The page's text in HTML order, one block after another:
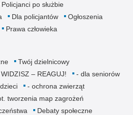
Policjanci po służbie
Dla policjantów
Ogłoszenia
Prawa człowieka
Twój dzielnicowy
WIDZISZ – REAGUJ!
- dla senio­rów
- ochrona zwierząt
tworzenia map zagrożeń
Debaty społeczne